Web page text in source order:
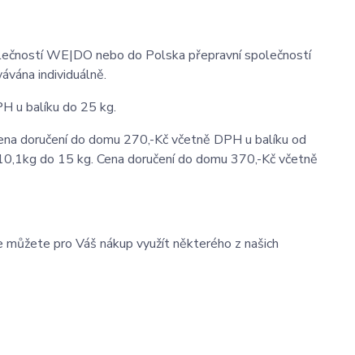
WE|DO nebo do Polska přepravní společností
individuálně.
u balíku do 25 kg.
doručení do domu 270,-Kč včetně DPH u balíku od
do 15 kg. Cena doručení do domu 370,-Kč včetně
pro Váš nákup využít některého z našich